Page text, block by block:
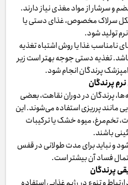
و سرشار از مواد مغذی نیاز دارند.
سرلاک مخصوص، غذای دستی یا
تولید شود.
نامناسب غذا یا روش اشتباه تغذیه
تغذیه دستی جوجه بهتر است زیر
پرندگان انجام شود.
پرندگان
پرندگان در دوران نقاهت، بعضی
مانند پرریزی استفاده می‌شوند. این
تخم‌مرغ، میوه خشک یا ترکیبات
باشند.
شود و نباید برای مدت طولانی در قفس
فساد آن بیشتر است.
پرندگان